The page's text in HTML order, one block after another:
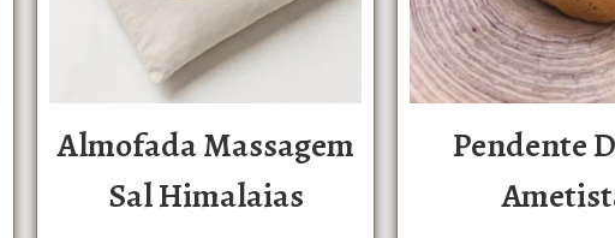
Almofada Massagem
Sal Himalaias
Pendente